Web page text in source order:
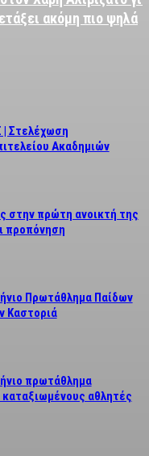
ακόμη πιο ψηλά
Στελέχωση
Ακαδημιών
στην πρώτη ανοικτή της
προπόνηση
Πρωτάθλημα Παίδων
Καστοριά
πρωτάθλημα
αθλητές